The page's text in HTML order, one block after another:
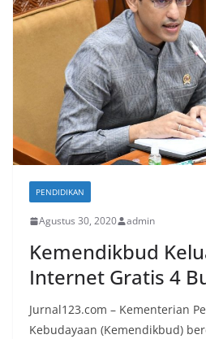
PENDIDIKAN
Agustus 30, 2020 admin
Kemendikbud
Internet Gratis 4
Jurnal123.com – Kementerian
Kebudayaan (Kemendikbud)